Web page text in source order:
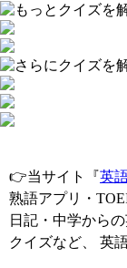
👉当サイト『英
熟語アプリ・
日記・中学から
クイズなど、 英